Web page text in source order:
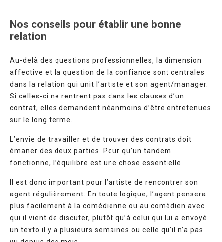
Nos conseils pour établir une bonne
relation
Au-delà des questions professionnelles, la dimension
affective et la question de la confiance sont centrales
dans la relation qui unit l’artiste et son agent/manager.
Si celles-ci ne rentrent pas dans les clauses d’un
contrat, elles demandent néanmoins d’être entretenues
sur le long terme.
L’envie de travailler et de trouver des contrats doit
émaner des deux parties. Pour qu’un tandem
fonctionne, l’équilibre est une chose essentielle.
Il est donc important pour l’artiste de rencontrer son
agent régulièrement. En toute logique, l’agent pensera
plus facilement à la comédienne ou au comédien avec
qui il vient de discuter, plutôt qu’à celui qui lui a envoyé
un texto il y a plusieurs semaines ou celle qu’il n’a pas